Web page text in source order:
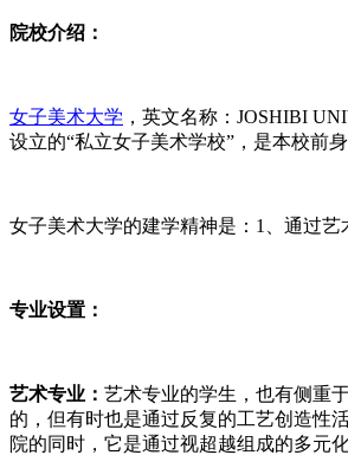
院校介绍：
女子美术大学 ，英文名称：JOSHIBI
设立的“私立女子美术学校”，是本校前
女子美术大学的建学精神是：1、通过
专业设置：
艺术专业： 艺术专业的学生，也有侧重
的，但有时也是通过反复的工艺创造性
院的同时，它是通过视超越组成的多元